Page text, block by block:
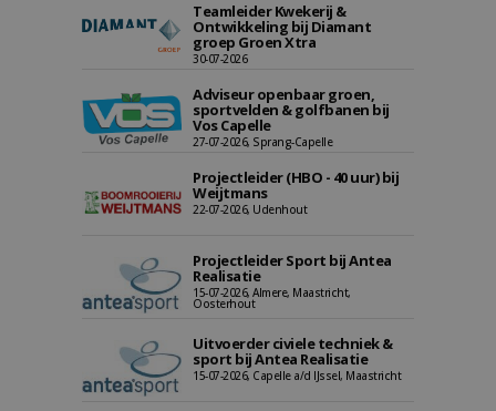
Teamleider Kwekerij &
Ontwikkeling bij Diamant
groep Groen Xtra
30-07-2026
Adviseur openbaar groen,
sportvelden & golfbanen bij
Vos Capelle
27-07-2026, Sprang-Capelle
Projectleider (HBO - 40 uur) bij
Weijtmans
22-07-2026, Udenhout
Projectleider Sport bij Antea
Realisatie
15-07-2026, Almere, Maastricht,
Oosterhout
Uitvoerder civiele techniek &
sport bij Antea Realisatie
15-07-2026, Capelle a/d IJssel, Maastricht